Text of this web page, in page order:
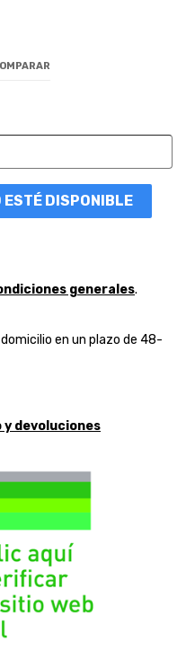
ESTÉ DISPONIBLE
generales.
en un plazo de 48-
devoluciones